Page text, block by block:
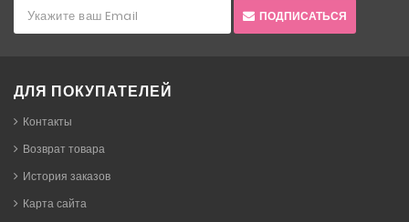
ПОДПИСАТЬСЯ
ДЛЯ ПОКУПАТЕЛЕЙ
Контакты
Возврат товара
История заказов
Карта сайта